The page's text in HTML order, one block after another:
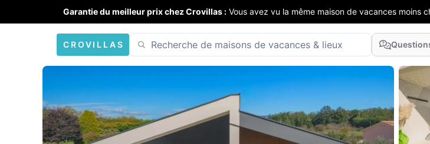
Garantie du meilleur prix chez Crovillas : Vous avez vu la même maison de vacances moins
CROVILLAS